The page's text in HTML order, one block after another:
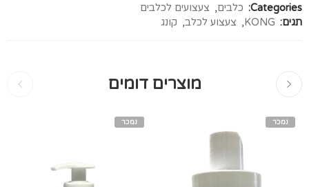
Categories:
כלבים, צעצועים לכלבים
תגים: KONG
, צעצוע לכלב, קונג
מוצרים דומים
נמכר נמכר